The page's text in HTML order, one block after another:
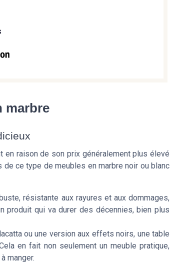
marbre
en raison de son prix généralement plus élevé
de ce type de meubles en marbre noir ou blanc
résistante aux rayures et aux dommages,
produit qui va durer des décennies, bien plus
ou une version aux effets noirs, une table
en fait non seulement un meuble pratique,
manger.